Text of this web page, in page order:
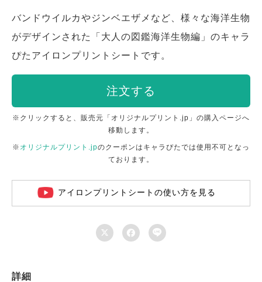
バンドウイルカやジンベエザメなど、様々な海洋生物
がデザインされた「大人の図鑑海洋生物編」のキャラ
ぴたアイロンプリントシートです。
注文する
※クリックすると、販売元「オリジナルプリント.jp」の購入ページへ
移動します。
※ オリジナルプリント.jpのクーポンはキャラぴたでは使用不可となっ
ております。
アイロンプリントシートの使い方を見る
  
詳細